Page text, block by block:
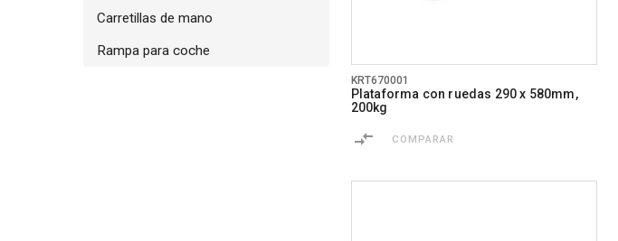
Carretillas de mano
Rampa para coche
KRT670001
Plataforma con ruedas 290 x 580mm,
200kg
COMPARAR